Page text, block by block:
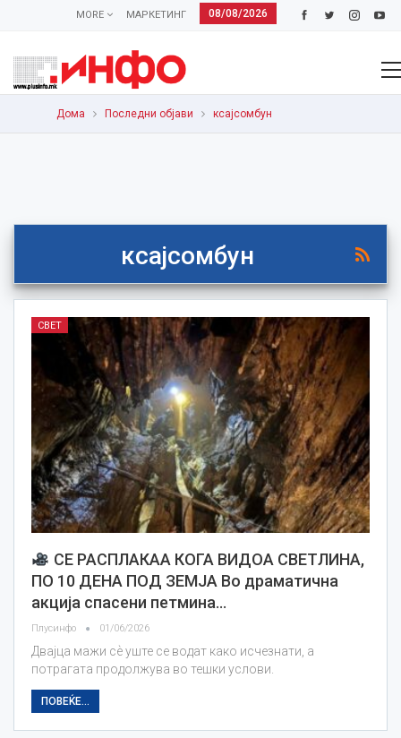
08/08/2026
МАРКЕТИНГ
MORE
Дома Последни објави ксајсомбун
ксајсомбун
СВЕТ
СЕ РАСПЛАКАА КОГА ВИДОА СВЕТЛИНА,
ПО 10 ДЕНА ПОД ЗЕМЈА Во драматична
акција спасени петмина…
Плусинфо 01/06/2026
Двајца мажи сѐ уште се водат како исчезнати, а
потрагата продолжува во тешки услови.
ПОВЕЌЕ...